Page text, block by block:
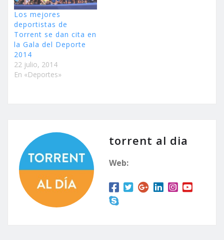
Los mejores
deportistas de
Torrent se dan cita en
la Gala del Deporte
2014
22 julio, 2014
En «Deportes»
torrent al dia
Web: